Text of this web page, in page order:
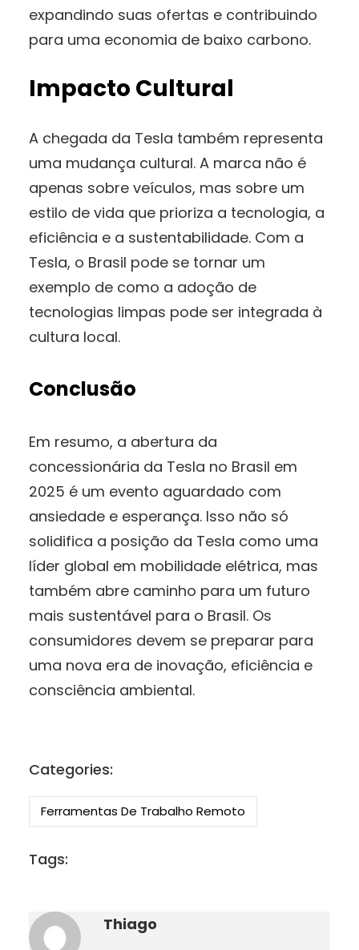
expandindo suas ofertas e contribuindo
para uma economia de baixo carbono.
Impacto Cultural
A chegada da Tesla também representa
uma mudança cultural. A marca não é
apenas sobre veículos, mas sobre um
estilo de vida que prioriza a tecnologia, a
eficiência e a sustentabilidade. Com a
Tesla, o Brasil pode se tornar um
exemplo de como a adoção de
tecnologias limpas pode ser integrada à
cultura local.
Conclusão
Em resumo, a abertura da
concessionária da Tesla no Brasil em
2025 é um evento aguardado com
ansiedade e esperança. Isso não só
solidifica a posição da Tesla como uma
líder global em mobilidade elétrica, mas
também abre caminho para um futuro
mais sustentável para o Brasil. Os
consumidores devem se preparar para
uma nova era de inovação, eficiência e
consciência ambiental.
Categories:
Ferramentas De Trabalho Remoto
Tags:
Thiago